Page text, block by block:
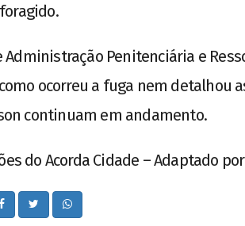
Administração Penitenciária e
ocorreu a fuga nem detalhou
continuam em andamento.
do Acorda Cidade – Adaptado